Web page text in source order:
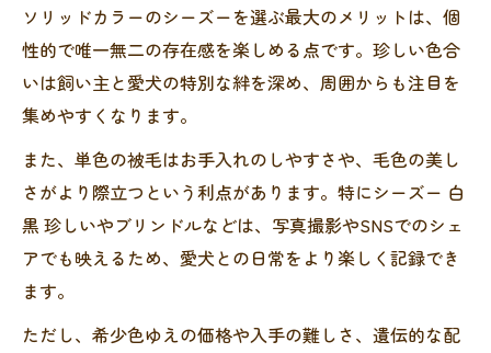
ソリッドカラーのシーズーを選ぶ最大のメリットは、個
性的で唯一無二の存在感を楽しめる点です。珍しい色合
いは飼い主と愛犬の特別な絆を深め、周囲からも注目を
集めやすくなります。
また、単色の被毛はお手入れのしやすさや、毛色の美し
さがより際立つという利点があります。特にシーズー 白
黒 珍しいやブリンドルなどは、写真撮影やSNSでのシェ
アでも映えるため、愛犬との日常をより楽しく記録でき
ます。
ただし、希少色ゆえの価格や入手の難しさ、遺伝的な配